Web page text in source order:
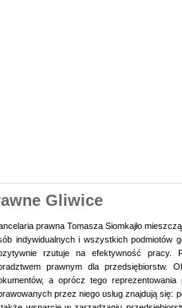
Gliwice
prawna Tomasza Siomkajło
indywidualnych i wszystkich podmiotów
rzutuje na efektywność pracy.
prawnym dla przedsiębiorstw.
a oprócz tego
przez niego usług znajdują